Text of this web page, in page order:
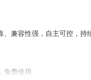
、兼容性强，自主可控，持
免费使用